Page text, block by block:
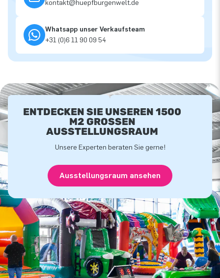
kontakt@huepfburgenwelt.de
Whatsapp unser Verkaufsteam
+31 (0)6 11 90 09 54
ENTDECKEN SIE UNSEREN 1500
M2 GROSSEN A
USSTELLUNGSRAUM
Unsere Experten beraten Sie gerne!
Ausstellungsraum ansehen